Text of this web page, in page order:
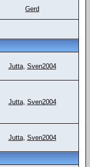
Gerd
Jutta, Sven2004
Jutta, Sven2004
Jutta, Sven2004